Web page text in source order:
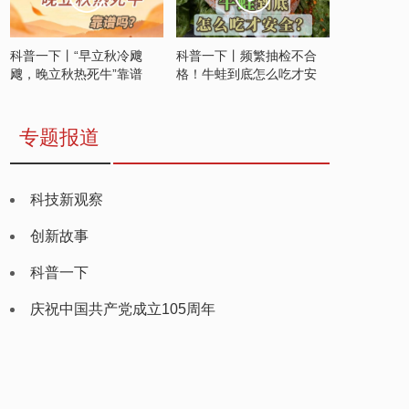
科普一下丨“早立秋冷飕
飕，晚立秋热死牛”靠谱
科普一下丨频繁抽检不合
格！牛蛙到底怎么吃才安
专题报道
科技新观察
创新故事
科普一下
庆祝中国共产党成立105周年